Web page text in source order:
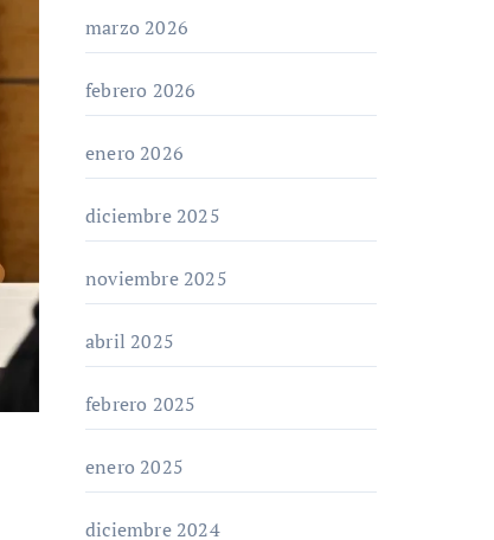
marzo 2026
febrero 2026
enero 2026
diciembre 2025
noviembre 2025
abril 2025
febrero 2025
enero 2025
diciembre 2024